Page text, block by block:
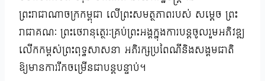
ព្រះរាជាណាចក្រកម្ពុជា លើព្រះសមត្ថភាពរបស់ សម្ដេច ព្រះ
រាជាគណៈ ព្រះថេរានុត្ថេរៈគ្រប់ព្រះអង្គក្នុងការបន្តចូលរួមអភិវឌ្ឍ
លើកកម្ពស់ព្រះពុទ្ធសាសនា អភិរក្សប្រពៃណីនិងសង្គមជាតិ
ឱ្យមានការរីកចម្រើនជាបន្តបន្ទាប់។